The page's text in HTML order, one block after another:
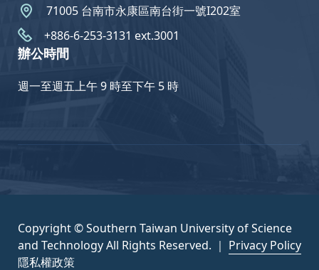
71005 台南市永康區南台街一號I202室
+886-6-253-3131 ext.3001
辦公時間
週一至週五上午 9 時至下午 5 時
Copyright © Southern Taiwan University of Science
and Technology All Rights Reserved. ｜ Privacy Policy
隱私權政策